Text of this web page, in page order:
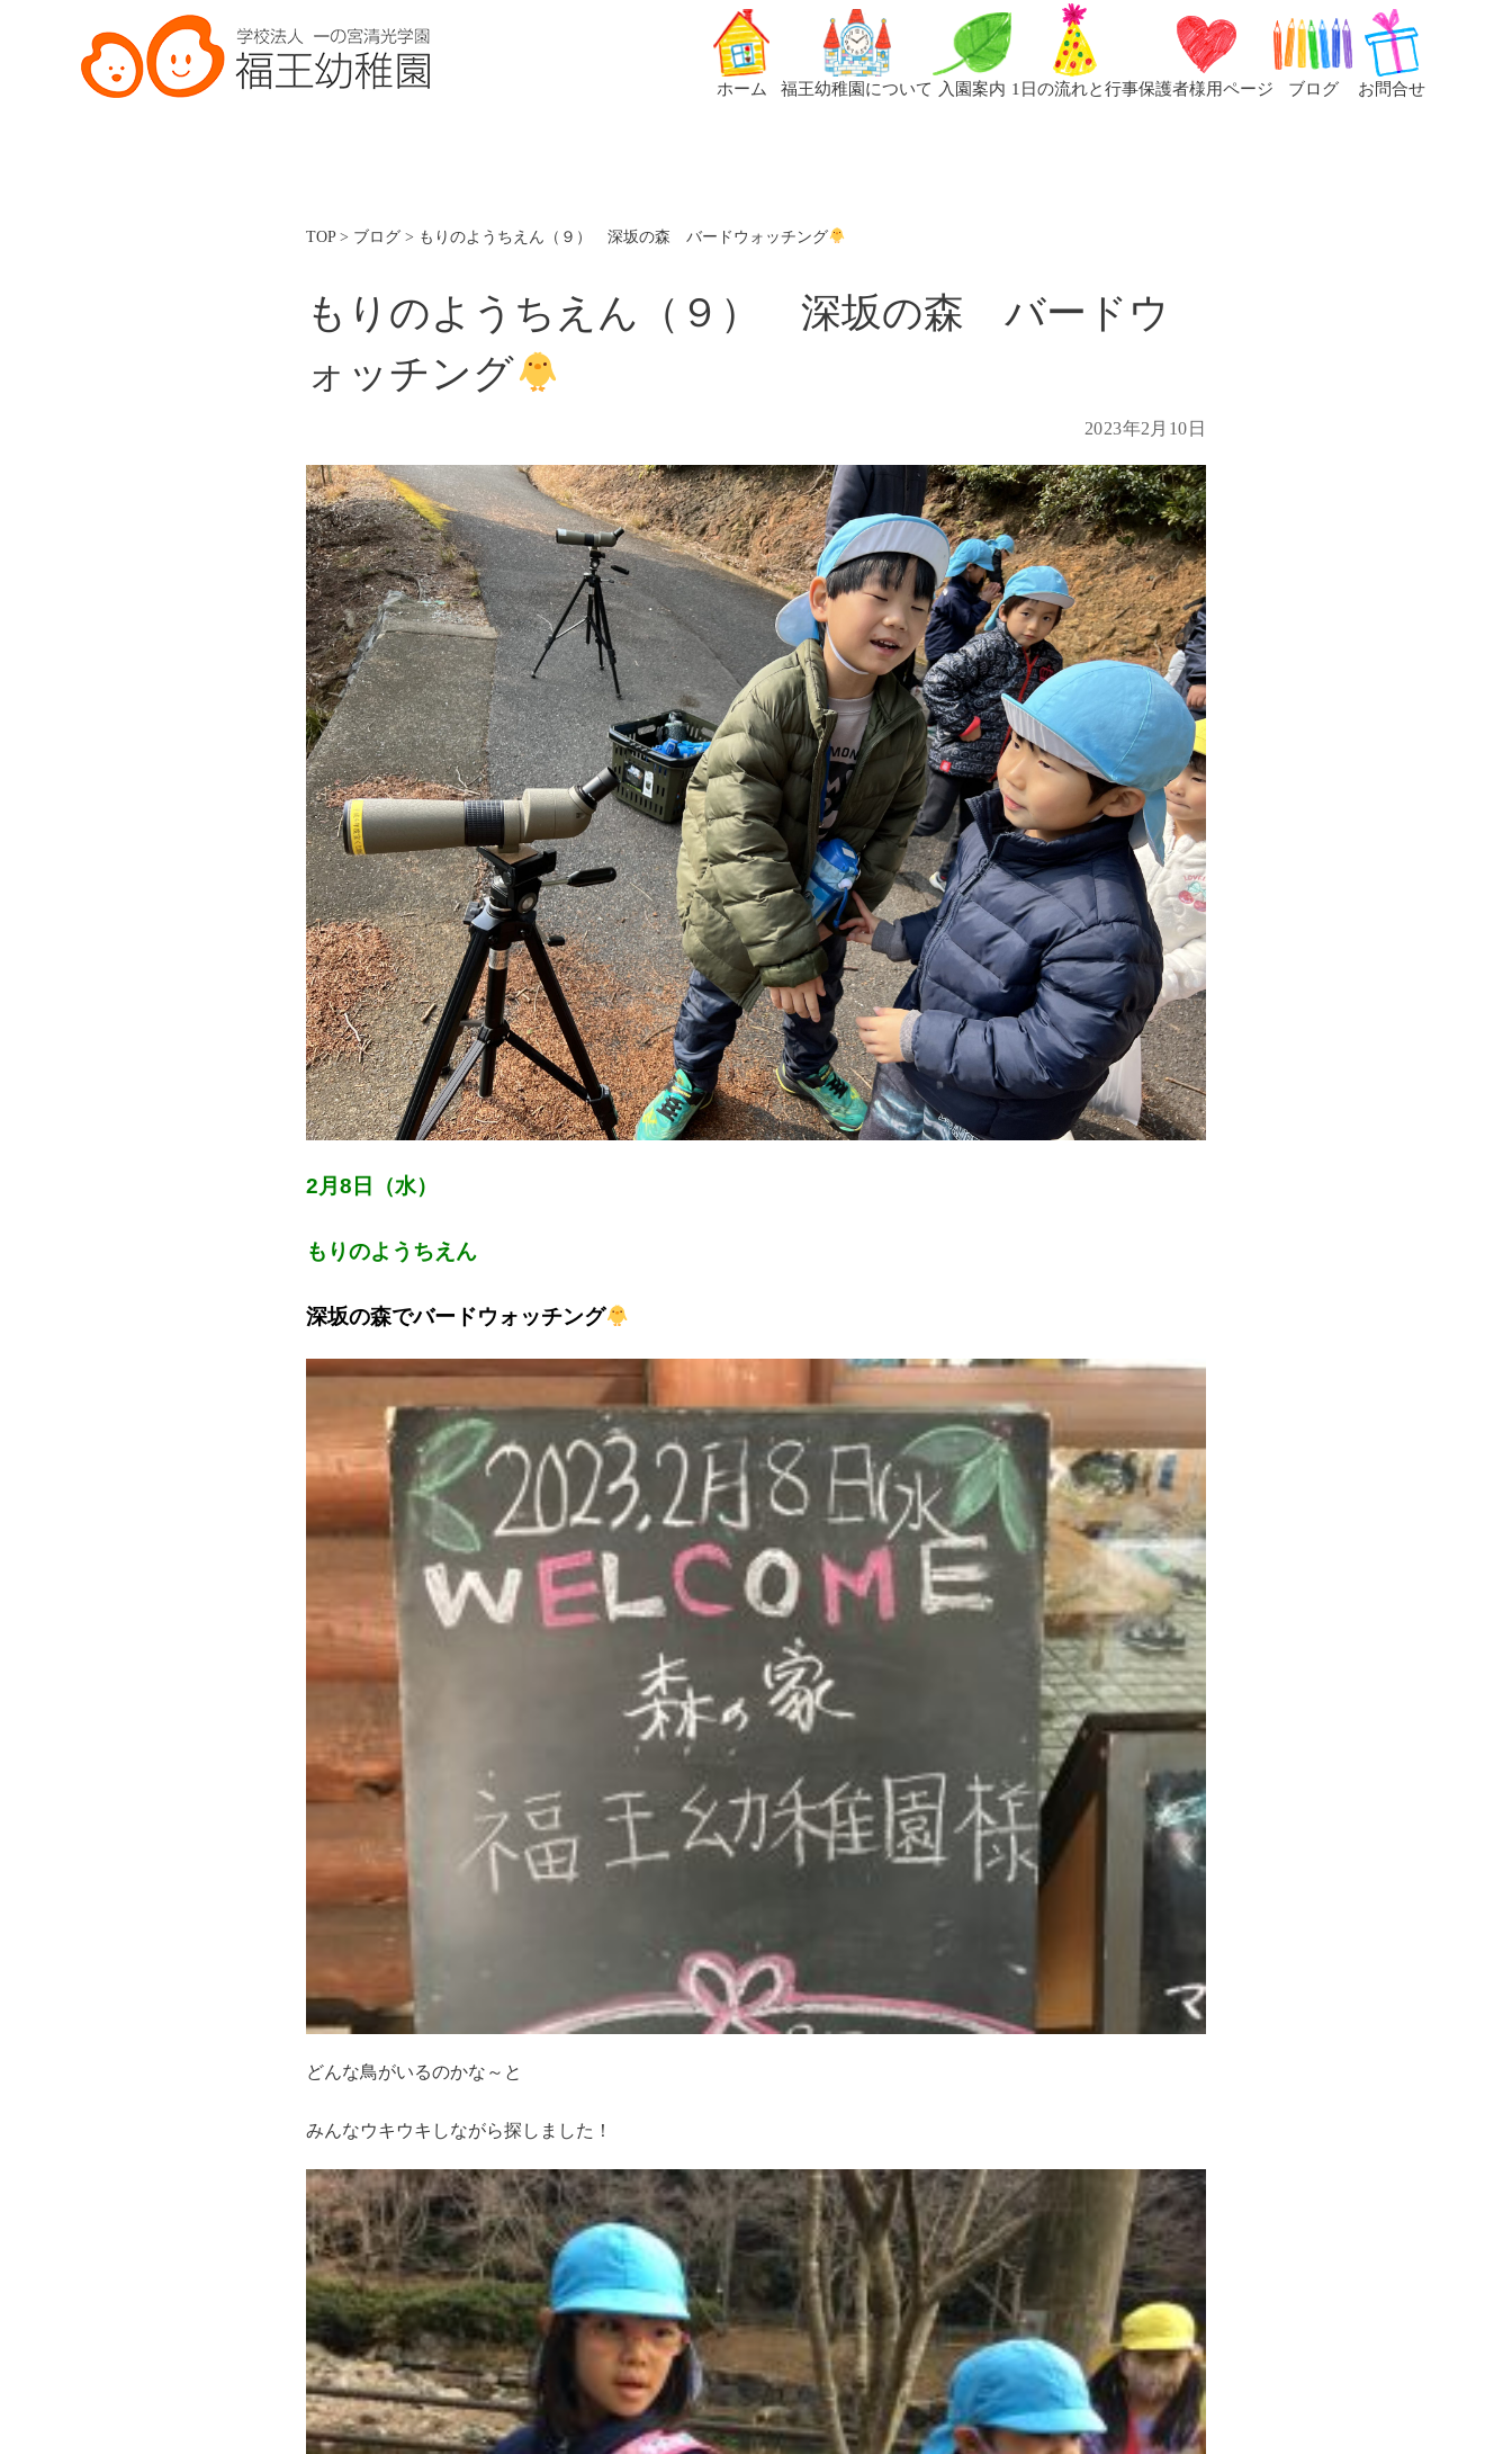
ホーム 福王幼稚園について 入園案内 1日の流れと行事保護者様用ページ ブログ お問合せ
TOP> ブログ > もりのようちえん（９） 深坂の森 バードウォッチング
もりのようちえん（９） 深坂の森 バードウ
ォッチング
2023年2月10日
2月8日（水）
もりのようちえん
深坂の森でバードウォッチング
どんな鳥がいるのかな～と
みんなウキウキしながら探しました！